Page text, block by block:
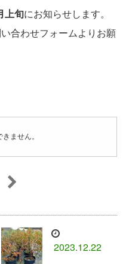
上旬にお知らせします。
合わせフォームよりお願
ません。
2023.12.22